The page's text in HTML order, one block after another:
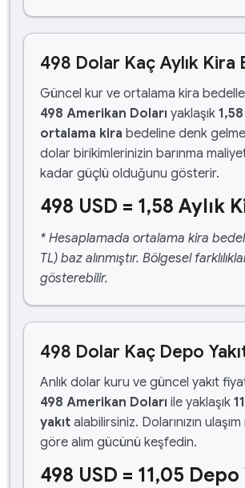
498 Dolar Kaç Aylık Kira
Güncel kur ve ortalama kira
498 Amerikan Doları yaklaşık
ortalama kira bedeline denk
dolar birikimlerinizin barınma
kadar güçlü olduğunu gösterir.
498 USD = 1,58 Aylık
* Hesaplamada ortalama kira
TL) baz alınmıştır. Bölgesel
gösterebilir.
498 Dolar Kaç Depo
Anlık dolar kuru ve güncel yakıt
498 Amerikan Doları ile yaklaşık
yakıt alabilirsiniz. Dolarınızın
göre alım gücünü keşfedin.
498 USD = 11,05 Depo